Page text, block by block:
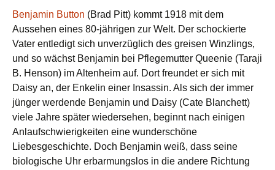
Benjamin Button (Brad Pitt) kommt 1918 mit dem
Aussehen eines 80-jährigen zur Welt. Der schockierte
Vater entledigt sich unverzüglich des greisen Winzlings,
und so wächst Benjamin bei Pflegemutter Queenie (Taraji
B. Henson) im Altenheim auf. Dort freundet er sich mit
Daisy an, der Enkelin einer Insassin. Als sich der immer
jünger werdende Benjamin und Daisy (Cate Blanchett)
viele Jahre später wiedersehen, beginnt nach einigen
Anlaufschwierigkeiten eine wunderschöne
Liebesgeschichte. Doch Benjamin weiß, dass seine
biologische Uhr erbarmungslos in die andere Richtung